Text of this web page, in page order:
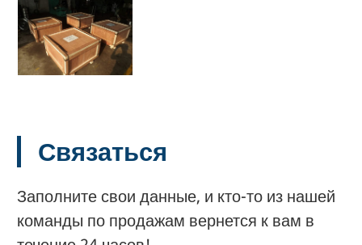
Связаться
Заполните свои данные, и кто-то из нашей
команды по продажам вернется к вам в